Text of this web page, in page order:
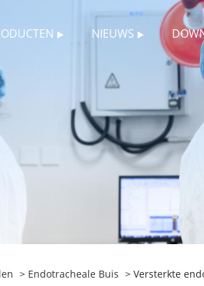
NIEUWS
> Endotracheale Buis > Versterkte